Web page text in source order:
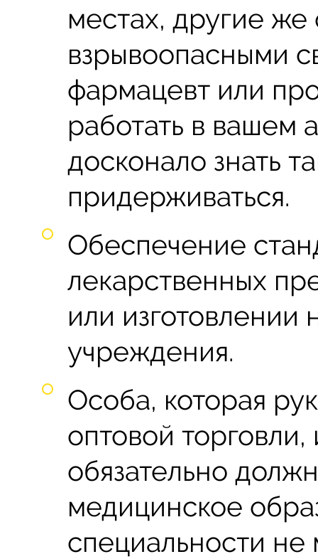
местах, другие
взрывоопасными
фармацевт или
работать в вашем
досконало знать
придерживаться.
Обеспечение
лекарственных
или изготовлении
учреждения.
Особа, которая
оптовой
обязательно
медицинское
специальности